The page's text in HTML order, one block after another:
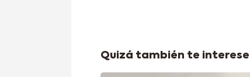
Quizá también te interese